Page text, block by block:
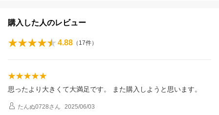
購入した人のレビュー
4.88 （ 17件）
思ったより大きくて大満足です。 また購入しようと思います。
たんぬ0728さん 2025/06/03